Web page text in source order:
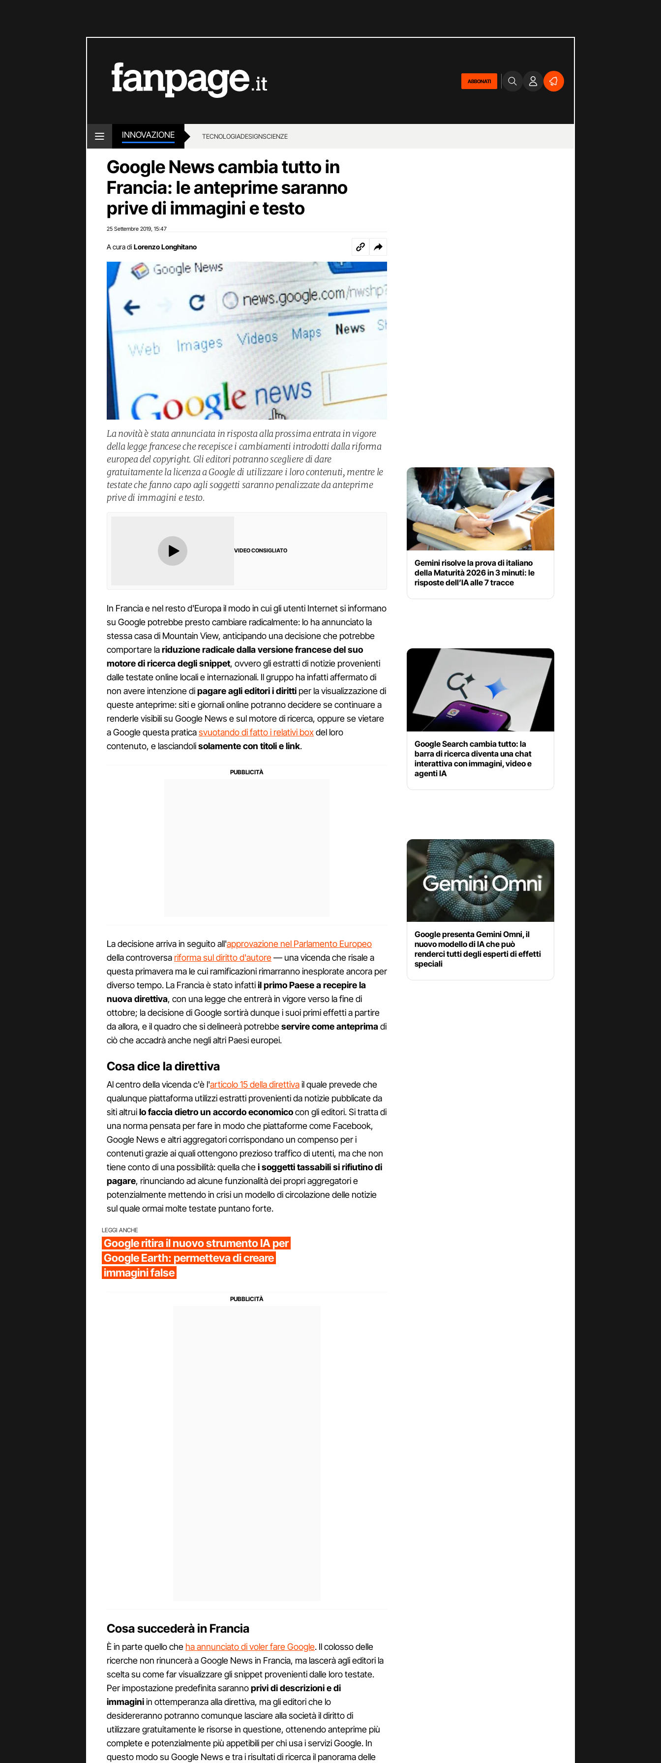
ABBONATI
INNOVAZIONE TECNOLOGIADESIGNSCIENZE
Google News cambia tutto in
Francia: le anteprime saranno
prive di immagini e testo
25 Settembre 2019 15:47
A cura di Lorenzo Longhitano
La novità è stata annunciata in risposta alla prossima entrata in vigore
della legge francese che recepisce i cambiamenti introdotti dalla riforma
europea del copyright. Gli editori potranno scegliere di dare
gratuitamente la licenza a Google di utilizzare i loro contenuti, mentre le
testate che fanno capo agli soggetti saranno penalizzate da anteprime
prive di immagini e testo.
VIDEO CONSIGLIATO
In Francia e nel resto d'Europa il modo in cui gli utenti Internet si informano
su Google potrebbe presto cambiare radicalmente: lo ha annunciato la
stessa casa di Mountain View, anticipando una decisione che potrebbe
comportare lariduzione radicale dalla versione francese del suo
motore di ricerca degli snippet, ovvero gli estratti di notizie provenienti
dalle testate online locali e internazionali. Il gruppo ha infatti affermato di
non avere intenzione dipagare agli editori i diritti per la visualizzazione di
queste anteprime: siti e giornali online potranno decidere se continuare a
renderle visibili su Google News e sul motore di ricerca, oppure se vietare
a Google questa praticasvuotando di fatto i relativi boxdel loro
contenuto, e lasciandolisolamente con titoli e link.
La decisione arriva in seguito all'approvazione nel Parlamento Europeo
della controversa riforma sul diritto d'autore— una vicenda che risale a
questa primavera ma le cui ramificazioni rimarranno inesplorate ancora per
diverso tempo. La Francia è stato infattiil primo Paese a recepire la
nuova direttiva, con una legge che entrerà in vigore verso la fine di
ottobre; la decisione di Google sortirà dunque i suoi primi effetti a partire
da allora, e il quadro che si delineerà potrebbeservire come anteprimadi
ciò che accadrà anche negli altri Paesi europei.
Cosa dice la direttiva
Al centro della vicenda c'è l'articolo 15 della direttivail quale prevede che
qualunque piattaforma utilizzi estratti provenienti da notizie pubblicate da
siti altruilo faccia dietro un accordo economicocon gli editori. Si tratta di
una norma pensata per fare in modo che piattaforme come Facebook,
Google News e altri aggregatori corrispondano un compenso per i
contenuti grazie ai quali ottengono prezioso traffico di utenti, ma che non
tiene conto di una possibilità: quella chei soggetti tassabili si rifiutino di
pagare, rinunciando ad alcune funzionalità dei propri aggregatori e
potenzialmente mettendo in crisi un modello di circolazione delle notizie
sul quale ormai molte testate puntano forte.
LEGGI ANCHE
Google ritira il nuovo strumento IA per
Google Earth: permetteva di creare
immagini false
Cosa succederà in Francia
È in parte quello che ha annunciato di voler fare Google. Il colosso delle
ricerche non rinuncerà a Google News in Francia, ma lascerà agli editori la
scelta su come far visualizzare gli snippet provenienti dalle loro testate.
Per impostazione predefinita sarannoprivi di descrizioni e di
immaginiin ottemperanza alla direttiva, ma gli editori che lo
desidereranno potranno comunque lasciare alla società il diritto di
utilizzare gratuitamente le risorse in questione, ottenendo anteprime più
complete e potenzialmente più appetibili per chi usa i servizi Google. In
questo modo su Google News e tra i risultati di ricerca il panorama delle
Gemini risolve la prova di italiano
della Maturità 2026 in 3 minuti: le
risposte dell’IA alle 7 tracce
Google Search cambia tutto: la
barra di ricerca diventa una chat
interattiva con immagini, video e
agenti IA
Google presenta Gemini Omni, il
nuovo modello di IA che può
renderci tutti degli esperti di effetti
speciali